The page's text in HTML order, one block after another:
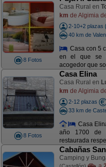
8 Fotos
Casa Rural en
km de Algimia
2-10+2 plazas
40 km de
Casa con 5
en el que se
acogedor que
8 Fotos
Casa Elina
Casa Rural en
km de Algimia
2-12 plazas
33 km de
Casa
año 1700 de
restaurada
Cabañas
Camping y